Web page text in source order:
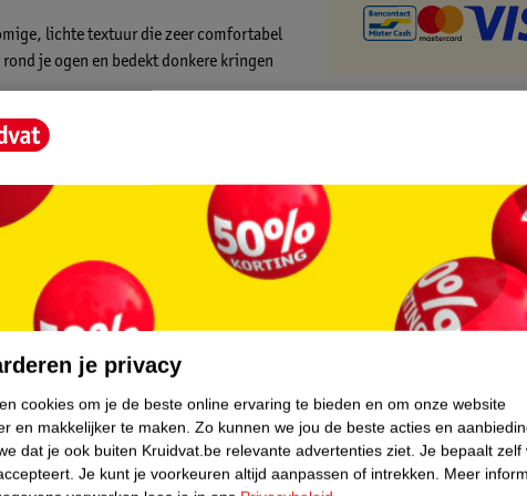
lichte textuur die zeer comfortabel
je ogen en bedekt donkere kringen
waardoor het zeer voedende
je privacy
cookies om je de beste online ervaring te bieden en om onze website
en makkelijker te maken. Zo kunnen we jou de beste acties en
dat je ook buiten Kruidvat.be relevante advertenties ziet. Je bepaalt zelf
Je kunt je voorkeuren altijd aanpassen of intrekken. Meer